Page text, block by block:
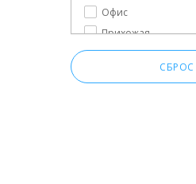
Офис
Прихожая
Спальня
СБРОС